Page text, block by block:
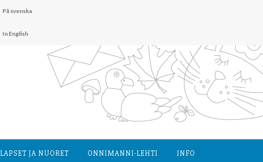
På svenska
In English
LAPSET JA NUORET ONNIMANNI-LEHTI INFO